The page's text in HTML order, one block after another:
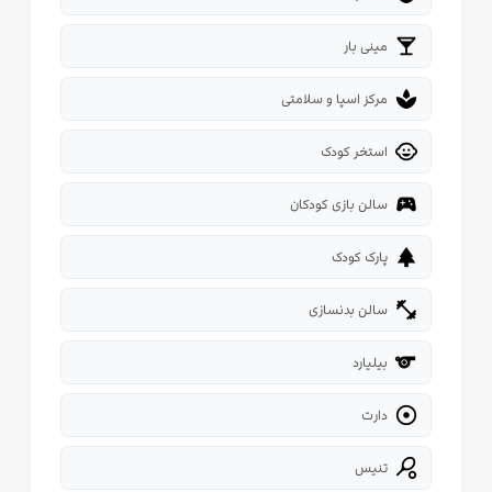
local_bar مینی بار
spa مرکز اسپا و سلامتی
child_care استخر کودک
sports_esports سالن بازی کودکان
park پارک کودک
fitness_center سالن بدنسازی
بیلیارد
 دارت
sports_tennis تنیس